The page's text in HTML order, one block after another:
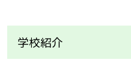
学校紹介